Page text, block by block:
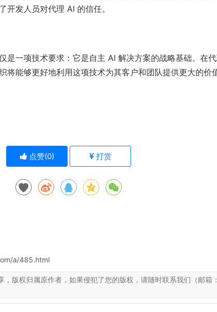
开发人员对代理 AI 的信任。
是一项技术要求：它是自主 AI 解决方案的战略基础。在
将能够更好地利用这项技术为其客户和团队提供更大的价值
点赞(0) 打赏
a/485.html
版权归属原作者，如果侵犯了您的版权，请随时联系我们（邮箱：